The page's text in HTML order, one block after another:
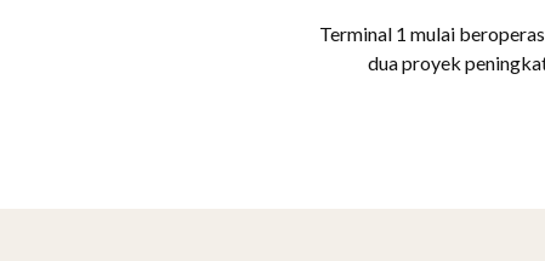
Terminal 1 mulai
dua proyek